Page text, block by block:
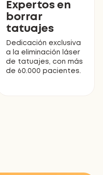
Expertos en
borrar
tatuajes
Dedicación exclusiva
a la eliminación láser
de tatuajes, con más
de 60.000 pacientes.